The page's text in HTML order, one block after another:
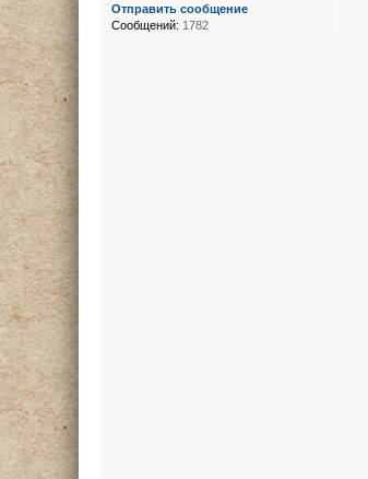
Отправить сообщение
Сообщений: 1782